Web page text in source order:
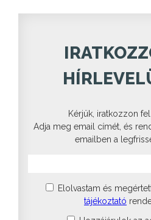
Kérjük, iratkozzon
Adja meg email címét, és
emailben a
Elolvastam és
tájékoztató